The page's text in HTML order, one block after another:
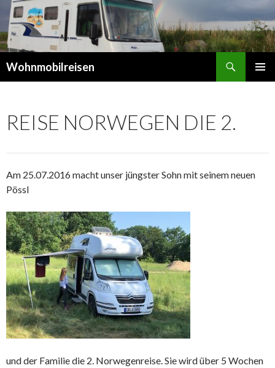
Wohnmobilreisen
REISE NORWEGEN DIE 2.
Am 25.07.2016 macht unser jüngster Sohn mit seinem neuen
Pössl
und der Familie die 2. Norwegenreise. Sie wird über 5 Wochen